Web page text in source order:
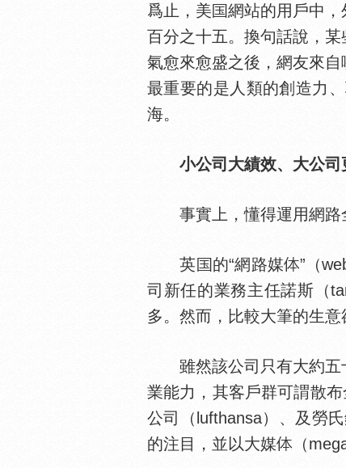
爲止，美
網站的用戶中，
百分之十五。換句話說，某
氣愈來愈盛之後，網友來自
最重要的是人類的創造力
海。
小公司大績效、大公司
事實上，懂得運用網路全
英 的“網路媒
”（
司新任的業務主任諾斯（
多。然而，比較大筆的生
雖然該公司只有大約五
業能力，其客戶群可謂散
公司（lufthansa）、及勞
的注目，並以大媒
（